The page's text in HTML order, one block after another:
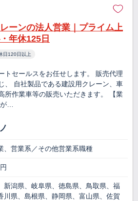
ーンの法人営業｜プライム上
年休125日
日120日以上
トセールスをお任せします。 販売代理
、 自社製品である建設用クレーン、車
所作業車等の販売いただきます。 【業
が…
、営業系／その他営業系職種
新潟県、岐阜県、徳島県、鳥取県、福
川県、島根県、静岡県、富山県、佐賀